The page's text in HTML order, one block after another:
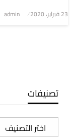
نُشر
23 فبراير، 2020 admin
تصنيفات
تصنيفات